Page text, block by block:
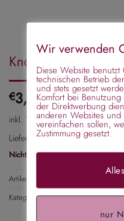
Knotenpolster
€3,99
inkl. 19 % MwSt.
Lieferzeit:2-3 Tage
Nicht vorrätig
Artikelnummer:
Kategorie:Knotenkissen
Wir verwenden
Diese Website
technischen Betrieb
und stets gesetzt
Komfort bei
der Direktwerbung
anderen Websites
vereinfachen sollen,
Zustimmung gesetzt.
nur